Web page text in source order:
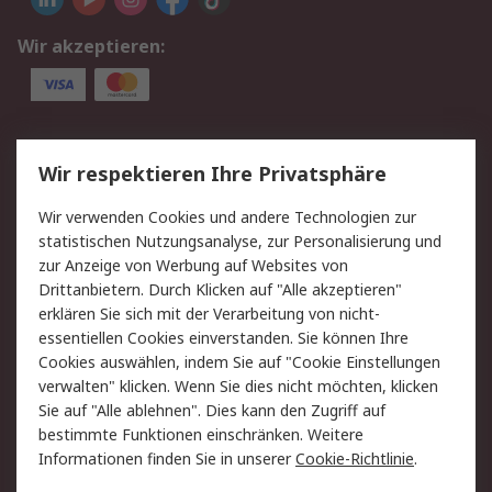
Wir akzeptieren:
Service
Value Added Services
Lieferlösungen
Rücksendung/Entsorgung Kontakt
Hilfe
Rechtliches
RS Verkaufs- und
Lieferbedingungen
Datenschutz
Cookie-Richtlinie
Zahlungsbedingungen
Impressum
Webseite Konditionen
Wir respektieren Ihre Privatsphäre
Wir verwenden Cookies und andere Technologien zur
statistischen Nutzungsanalyse, zur Personalisierung und
zur Anzeige von Werbung auf Websites von
Drittanbietern. Durch Klicken auf "Alle akzeptieren"
erklären Sie sich mit der Verarbeitung von nicht-
essentiellen Cookies einverstanden. Sie können Ihre
Cookies auswählen, indem Sie auf "Cookie Einstellungen
verwalten" klicken. Wenn Sie dies nicht möchten, klicken
Sie auf "Alle ablehnen". Dies kann den Zugriff auf
bestimmte Funktionen einschränken. Weitere
Informationen finden Sie in unsererCookie-Richtlinie.